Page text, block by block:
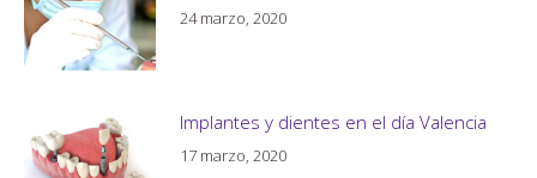
24 marzo, 2020
Implantes y dientes en el día Valencia
17 marzo, 2020